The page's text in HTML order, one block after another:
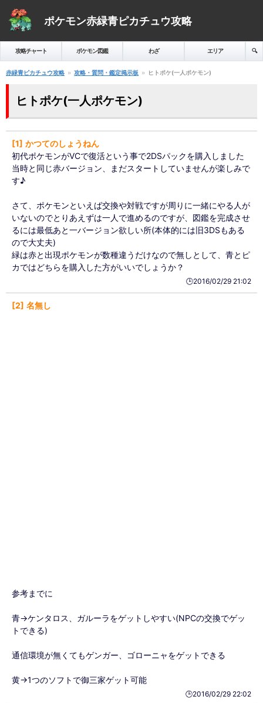
ポケモン赤緑青ピカチュウ攻略
攻略チャート ポケモン図鑑 わざ エリア 🔍️
赤緑青ピカチュウ攻略 攻略・質問・鑑定掲示板 ヒトポケ(一人ポケモン)
ヒトポケ(一人ポケモン)
1
かつてのしょうねん
初代ポケモンがVCで復活という事で2DSパックを購入しました
当時と同じ赤バージョン、まだスタートしていませんが楽しみで
す♪
さて、ポケモンといえば交換や対戦ですが周りに一緒にやる人が
いないのでとりあえずは一人で進めるのですが、図鑑を完成させ
るには最低あと一バージョン欲しい所(本体的には旧3DSもある
ので大丈夫)
緑は赤と出現ポケモンが数種違うだけなので無しとして、青とピ
カではどちらを購入した方がいいでしょうか？
🕒️2016/02/29 21:02
2 名無し
参考までに
青→ケンタロス、ガルーラをゲットしやすい(NPCの交換でゲッ
トできる)
通信環境が無くてもゲンガー、ゴローニャをゲットできる
黄→1つのソフトで御三家ゲット可能
🕒️2016/02/29 22:02